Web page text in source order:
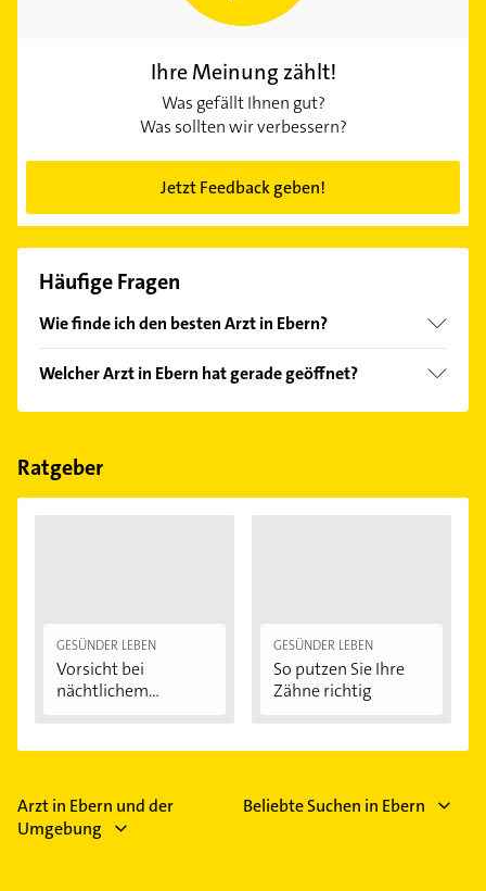
Ihre Meinung zählt!
Was gefällt Ihnen gut?
Was sollten wir verbessern?
Jetzt Feedback geben!
Häufige Fragen
Wie finde ich den besten Arzt in Ebern?
Kundenmeinungen und profitieren Sie von den
Empfehlungen. Die Suchergebnisse können Sie sich
Welcher Arzt in Ebern hat gerade geöffnet?
Im Anbieter-Bereich finden Sie alleÖffnungszeiten.
Feiertagen abweichen können.
Ratgeber
GESÜNDER LEBEN
Vorsicht bei
nächtlichem
GESÜNDER LEBEN
So putzen Sie Ihre
Zähne richtig
Arzt in Ebern und der
Umgebung
Beliebte Suchen in Ebern